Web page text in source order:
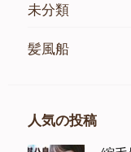
未分類
髪風船
人気の投稿